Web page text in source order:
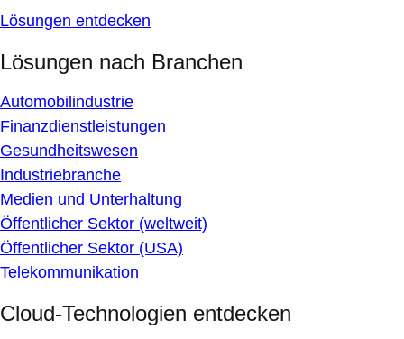
Lösungen entdecken
Lösungen nach Branchen
Automobilindustrie
Finanzdienstleistungen
Gesundheitswesen
Industriebranche
Medien und Unterhaltung
Öffentlicher Sektor (weltweit)
Öffentlicher Sektor (USA)
Telekommunikation
Cloud-Technologien entdecken